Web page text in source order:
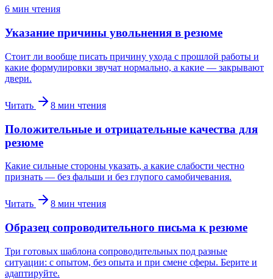
6 мин чтения
Указание причины увольнения в резюме
Стоит ли вообще писать причину ухода с прошлой работы и
какие формулировки звучат нормально, а какие — закрывают
двери.
Читать 8 мин чтения
Положительные и отрицательные качества для
резюме
Какие сильные стороны указать, а какие слабости честно
признать — без фальши и без глупого самобичевания.
Читать 8 мин чтения
Образец сопроводительного письма к резюме
Три готовых шаблона сопроводительных под разные
ситуации: с опытом, без опыта и при смене сферы. Берите и
адаптируйте.